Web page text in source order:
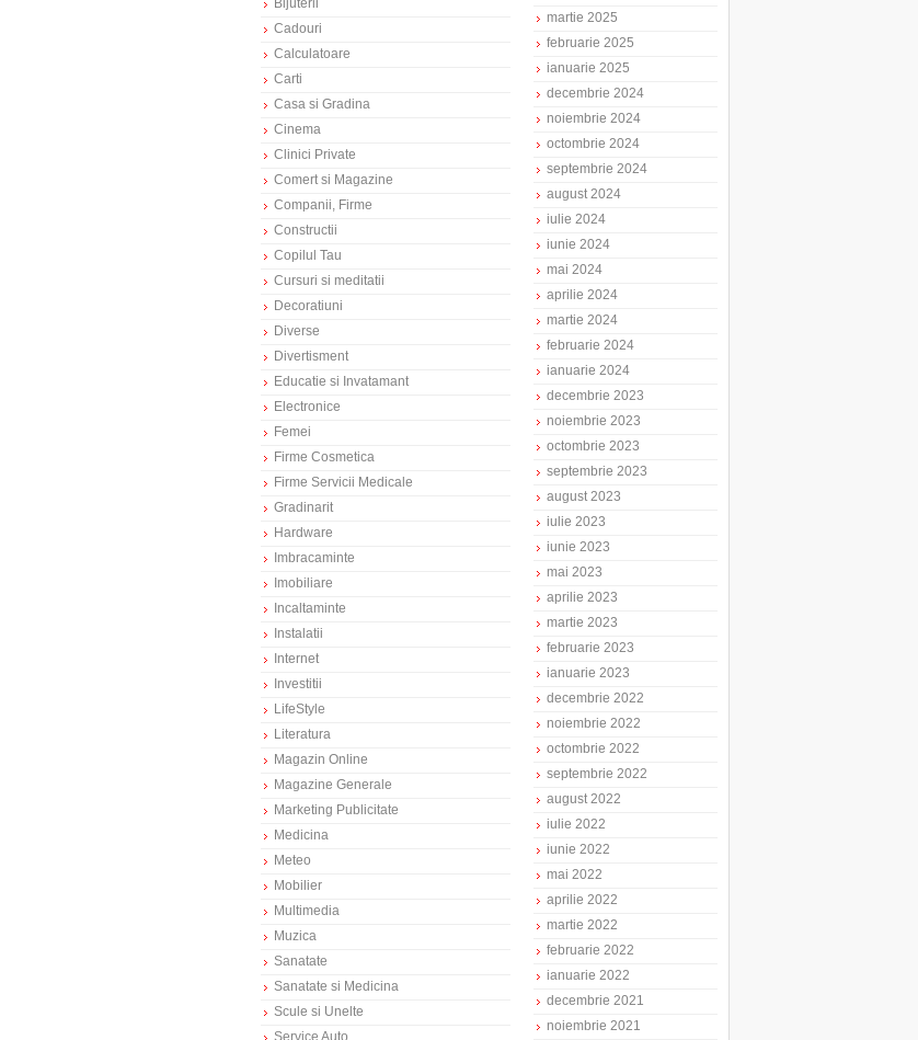
Bijuterii
Cadouri
Calculatoare
Carti
Casa si Gradina
Cinema
Clinici Private
Comert si Magazine
Companii, Firme
Constructii
Copilul Tau
Cursuri si meditatii
Decoratiuni
Diverse
Divertisment
Educatie si Invatamant
Electronice
Femei
Firme Cosmetica
Firme Servicii Medicale
Gradinarit
Hardware
Imbracaminte
Imobiliare
Incaltaminte
Instalatii
Internet
Investitii
LifeStyle
Literatura
Magazin Online
Magazine Generale
Marketing Publicitate
Medicina
Meteo
Mobilier
Multimedia
Muzica
Sanatate
Sanatate si Medicina
Scule si Unelte
Service Auto
martie 2025
februarie 2025
ianuarie 2025
decembrie 2024
noiembrie 2024
octombrie 2024
septembrie 2024
august 2024
iulie 2024
iunie 2024
mai 2024
aprilie 2024
martie 2024
februarie 2024
ianuarie 2024
decembrie 2023
noiembrie 2023
octombrie 2023
septembrie 2023
august 2023
iulie 2023
iunie 2023
mai 2023
aprilie 2023
martie 2023
februarie 2023
ianuarie 2023
decembrie 2022
noiembrie 2022
octombrie 2022
septembrie 2022
august 2022
iulie 2022
iunie 2022
mai 2022
aprilie 2022
martie 2022
februarie 2022
ianuarie 2022
decembrie 2021
noiembrie 2021